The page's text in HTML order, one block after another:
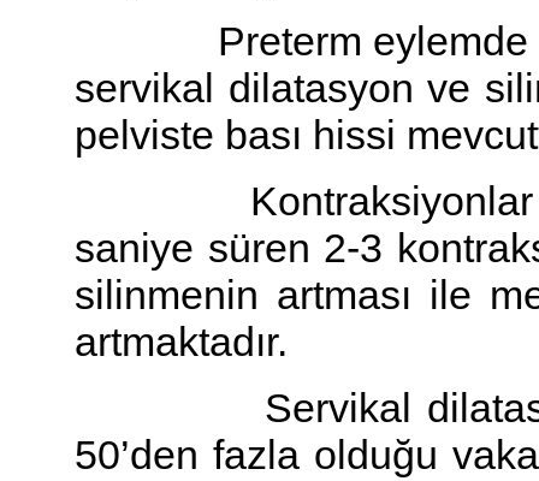
Preterm eylemde
servikal dilatasyon ve
pelviste bası hissi
Kontraksiyonlar
saniye süren 2-3
silinmenin artması ile
artmaktadır.
Servikal dilatasyon
50’den fazla olduğu